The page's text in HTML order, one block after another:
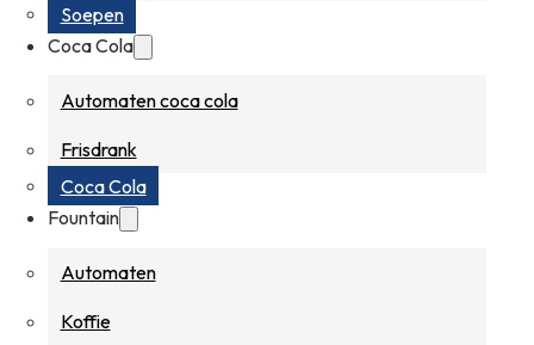
Soepen
Coca Cola
Automaten coca cola
Frisdrank
Coca Cola
Fountain
Automaten
Koffie